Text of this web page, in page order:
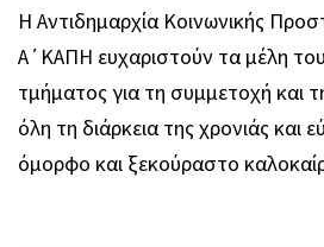
Η Αντιδημαρχία Κοινωνικής
Α΄ΚΑΠΗ ευχαριστούν τα μέλη
τμήματος για τη συμμετοχή και
όλη τη διάρκεια της χρονιάς και
όμορφο και ξεκούραστο